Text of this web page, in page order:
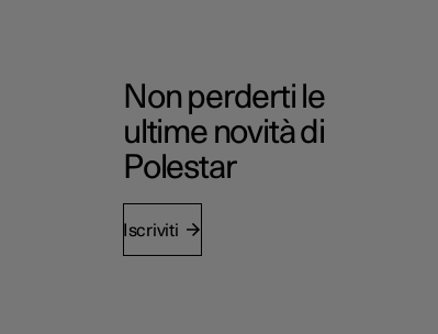
Non perderti le
ultime novità di
Polestar
Iscriviti